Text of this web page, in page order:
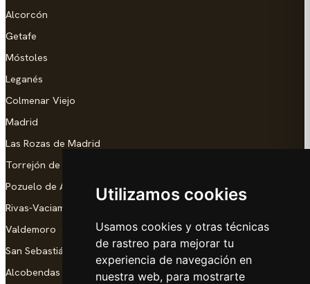
Utilizamos cookies
Usamos cookies y otras técnicas
de rastreo para mejorar tu
experiencia de navegación en
nuestra web, para mostrarte
Alcorcón
Getafe
Móstoles
Leganés
Colmenar Viejo
Madrid
Las Rozas de Madrid
Torrejón de Ardoz
Pozuelo de Alarcón
Rivas-Vaciamadrid
Valdemoro
San Sebastián de los Reyes
Alcobendas